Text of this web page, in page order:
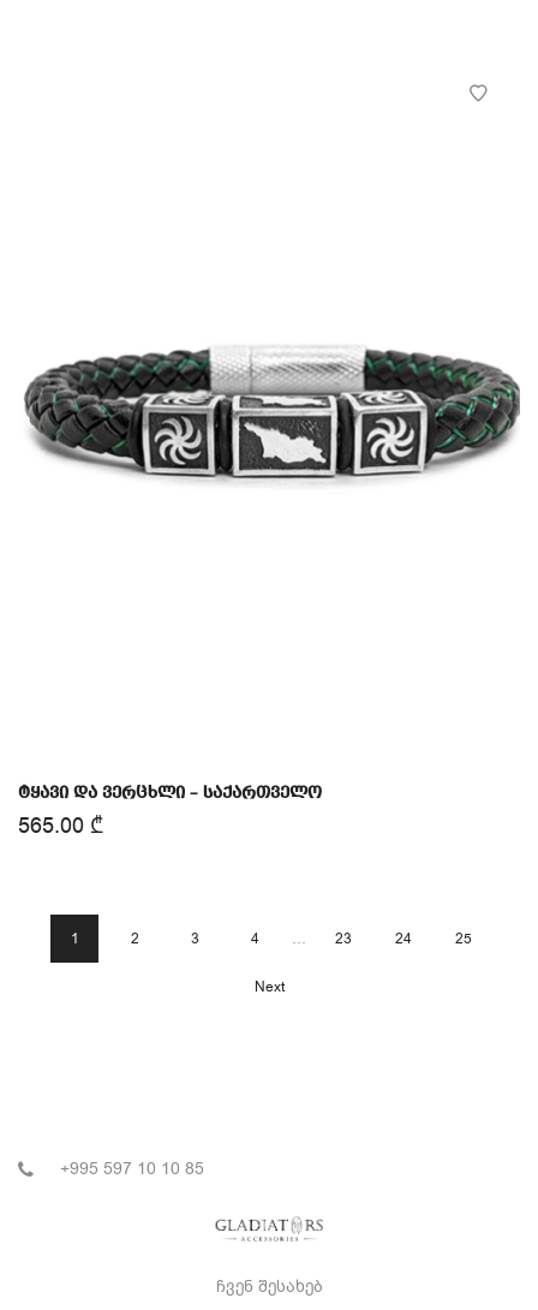
ტყავი და ვერცხლი – საქართველო
565.00 ₾
1 2 3 4 … 23 24 25
Next
+995 597 10 10 85
ჩვენ შესახებ